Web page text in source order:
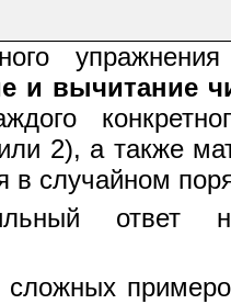
упражнения
и вычитание
2), а также
в случайном
ответ